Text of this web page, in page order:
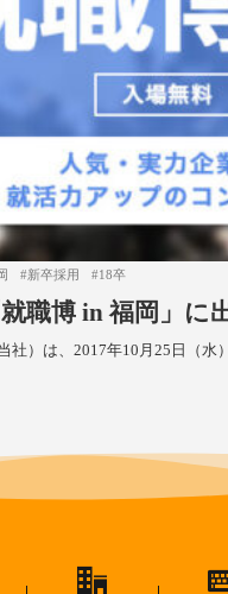
#新卒採用 #18卒
職博 in 福岡」に
社）は、2017年10月25日（水